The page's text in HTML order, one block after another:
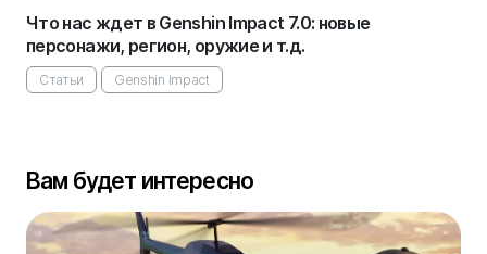
Что нас ждет в Genshin Impact 7.0: новые
персонажи, регион, оружие и т.д.
Статьи Genshin Impact
Вам будет интересно